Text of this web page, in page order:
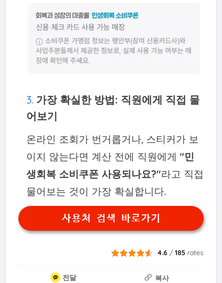
가장 확실한 방법: 직원에게 직접 물
어보기
온라인 조회가 번거롭거나, 스티커가 보
이지 않는다면 계산 전에 직원에게 "민
생회복 소비쿠폰 사용되나요?"라고 직접
물어보는 것이 가장 확실합니다.
사용처 검색 바로가기
4.6 /185 rates
전달
복사